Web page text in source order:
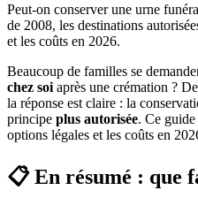
Peut-on conserver une urne
de 2008, les destinations
et les coûts en 2026.
Beaucoup de familles se
chez soi après une crémation ?
la réponse est claire : la
principe plus autorisée. Ce
options légales et les coûts en
📋 En résumé : que